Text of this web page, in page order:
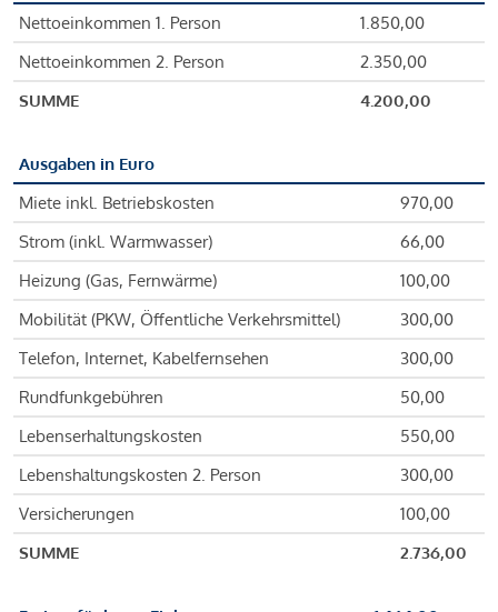
Nettoeinkommen 1. Person
1.850,00
Nettoeinkommen 2. Person
2.350,00
SUMME
4.200,00
Ausgaben in Euro
Miete inkl. Betriebskosten
970,00
Strom (inkl. Warmwasser)
66,00
Heizung (Gas, Fernwärme)
100,00
Mobilität (PKW, Öffentliche Verkehrsmittel)
300,00
Telefon, Internet, Kabelfernsehen
300,00
Rundfunkgebühren
50,00
Lebenserhaltungskosten
550,00
Lebenshaltungskosten 2. Person
300,00
Versicherungen
100,00
SUMME
2.736,00